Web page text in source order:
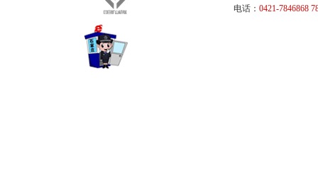
电话： 0421-7846868